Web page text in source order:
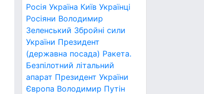
Росія Україна Київ Українці
Росіяни Володимир
Зеленський Збройні сили
України Президент
(державна посада) Ракета.
Безпілотний літальний
апарат Президент України
Європа Володимир Путін